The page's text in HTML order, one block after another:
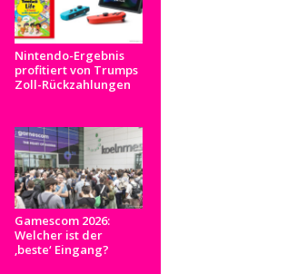
Nintendo-Ergebnis
profitiert von Trumps
Zoll-Rückzahlungen
Gamescom 2026:
Welcher ist der
‚beste‘ Eingang?